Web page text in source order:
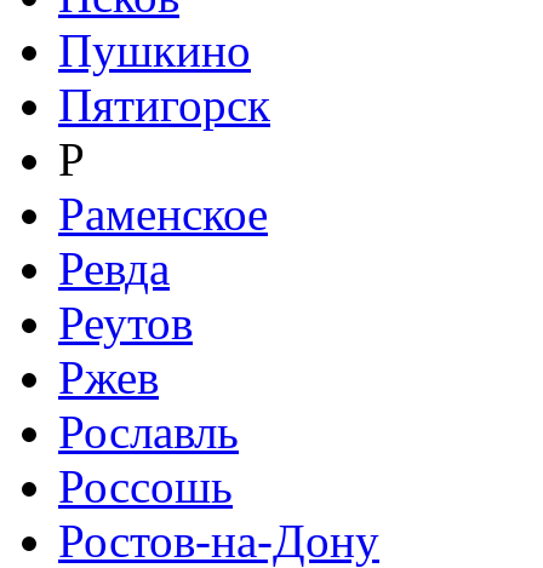
Пушкино
Пятигорск
Р
Раменское
Ревда
Реутов
Ржев
Рославль
Россошь
Ростов-на-Дону